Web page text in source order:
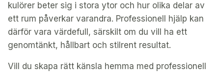
kulörer beter sig i stora ytor och hur olika delar av
ett rum påverkar varandra. Professionell hjälp kan
därför vara värdefull, särskilt om du vill ha ett
genomtänkt, hållbart och stilrent resultat.
Vill du skapa rätt känsla hemma med professionell